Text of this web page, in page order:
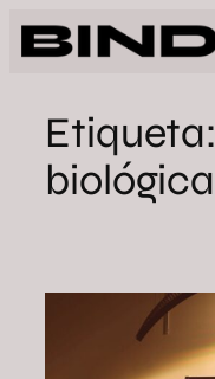
Saltar
al
Etiqueta:
biológica